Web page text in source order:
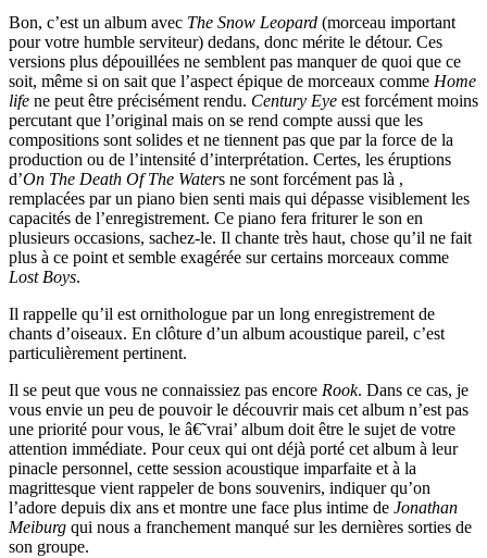
Bon, c’est un album avec The Snow Leopard (morceau important
pour votre humble serviteur) dedans, donc mérite le détour. Ces
versions plus dépouillées ne semblent pas manquer de quoi que ce
soit, même si on sait que l’aspect épique de morceaux comme Home
life ne peut être précisément rendu. Century Eye est forcément moins
percutant que l’original mais on se rend compte aussi que les
compositions sont solides et ne tiennent pas que par la force de la
production ou de l’intensité d’interprétation. Certes, les éruptions
d’On The Death Of The Waters ne sont forcément pas là ,
remplacées par un piano bien senti mais qui dépasse visiblement les
capacités de l’enregistrement. Ce piano fera friturer le son en
plusieurs occasions, sachez-le. Il chante très haut, chose qu’il ne fait
plus à ce point et semble exagérée sur certains morceaux comme
Lost Boys.
Il rappelle qu’il est ornithologue par un long enregistrement de
chants d’oiseaux. En clôture d’un album acoustique pareil, c’est
particulièrement pertinent.
Il se peut que vous ne connaissiez pas encore Rook. Dans ce cas, je
vous envie un peu de pouvoir le découvrir mais cet album n’est pas
une priorité pour vous, le â€˜vrai’ album doit être le sujet de votre
attention immédiate. Pour ceux qui ont déjà porté cet album à leur
pinacle personnel, cette session acoustique imparfaite et à la
magrittesque vient rappeler de bons souvenirs, indiquer qu’on
l’adore depuis dix ans et montre une face plus intime de Jonathan
Meiburg qui nous a franchement manqué sur les dernières sorties de
son groupe.